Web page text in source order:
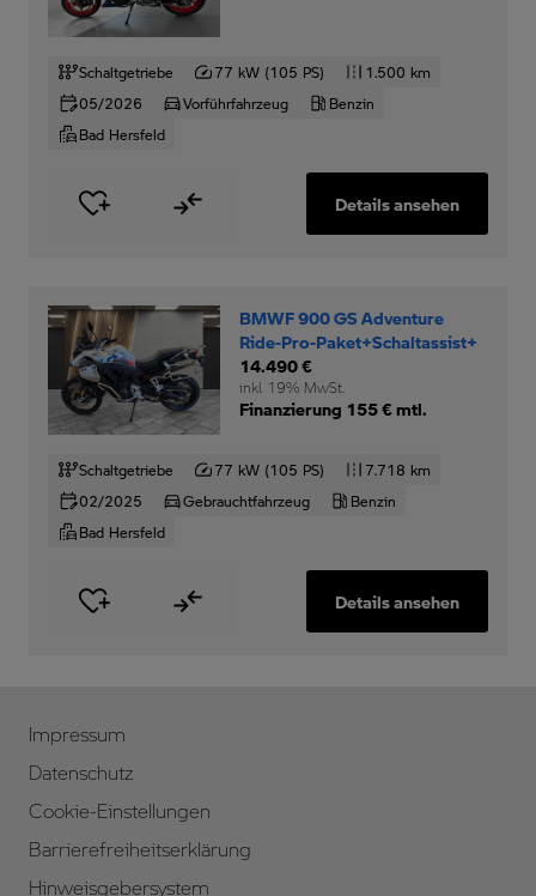
Schaltgetriebe 77 kW (105 PS)
1.500 km
05/2026
Vorführfahrzeug
Benzin
Bad Hersfeld
Details ansehen
BMWF 900 GS Adventure
Ride-Pro-Paket+Schaltassist+
14.490 €
inkl. 19% MwSt.
Finanzierung 155 € mtl.
Schaltgetriebe 77 kW (105 PS)
7.718 km
02/2025
Gebrauchtfahrzeug
Benzin
Bad Hersfeld
Details ansehen
Impressum
Datenschutz
Cookie-Einstellungen
Barrierefreiheitserklärung
Hinweisgebersystem